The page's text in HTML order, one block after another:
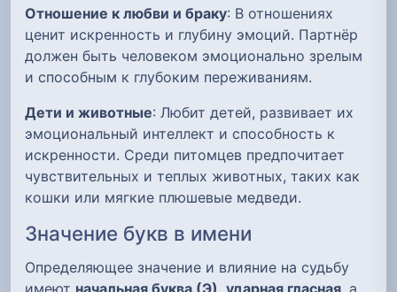
Отношение к любви и браку: В отношениях
ценит искренность и глубину эмоций. Партнёр
должен быть человеком эмоционально зрелым
и способным к глубоким переживаниям.
Дети и животные: Любит детей, развивает их
эмоциональный интеллект и способность к
искренности. Среди питомцев предпочитает
чувствительных и теплых животных, таких как
кошки или мягкие плюшевые медведи.
Значение букв в имени
Определяющее значение и влияние на судьбу
имеют начальная буква (Э), ударная гласная, а